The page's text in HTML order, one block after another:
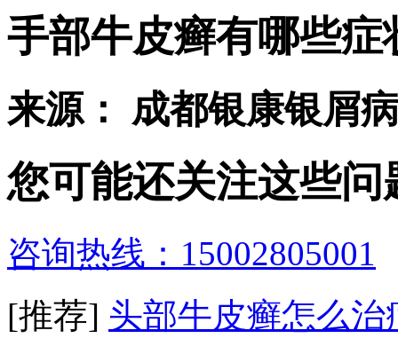
手部牛皮癣有哪些症
来源： 成都银康银屑
您可能还关注这些问
咨询热线：15002805001
[推荐] 头部牛皮癣怎么治